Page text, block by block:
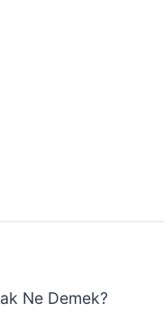
Ne Demek?